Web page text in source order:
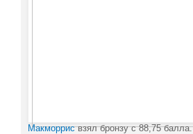
Макморрисвзял бронзу с 88,75 балла.